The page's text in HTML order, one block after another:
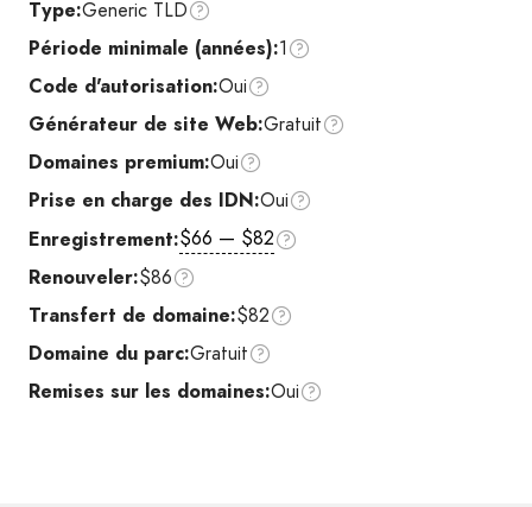
Type:Generic TLD
Période minimale (années):1
Code d'autorisation:Oui
Générateur de site Web:Gratuit
Domaines premium:Oui
Prise en charge des IDN:Oui
Enregistrement:$66 — $82
Renouveler:$86
Transfert de domaine:$82
Domaine du parc:Gratuit
Remises sur les domaines:Oui